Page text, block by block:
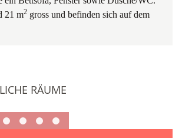
21 m2 gross und befinden sich auf dem
RÄUME